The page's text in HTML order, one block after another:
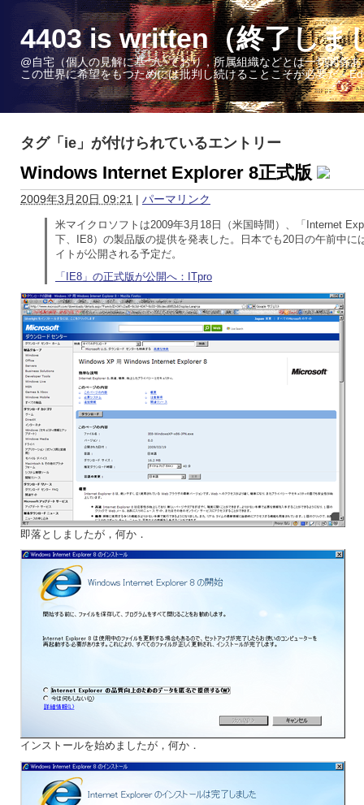
4403 is written（終了しま
@自宅（個人の見解に基づいており，所属組織などとは一切関係
この世界に希望をもつためには批判し続けることこそが必要だ -
タグ「ie」が付けられているエントリー
Windows Internet Explorer 8正式版
2009年3月20日 09:21 | パーマリンク
米マイクロソフトは2009年3月18日（米国時間）、「Internet
下、IE8）の製品版の提供を発表した。日本でも20日の午前中に
イトが公開される予定だ。
「IE8」の正式版が公開へ：ITpro
即落としましたが，何か．
インストールを始めましたが，何か．